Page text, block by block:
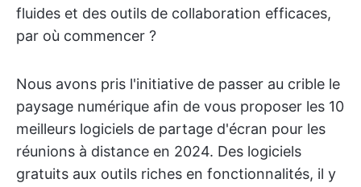
fluides et des outils de collaboration efficaces,
par où commencer ?
Nous avons pris l'initiative de passer au crible le
paysage numérique afin de vous proposer les 10
meilleurs logiciels de partage d'écran pour les
réunions à distance en 2024. Des logiciels
gratuits aux outils riches en fonctionnalités, il y